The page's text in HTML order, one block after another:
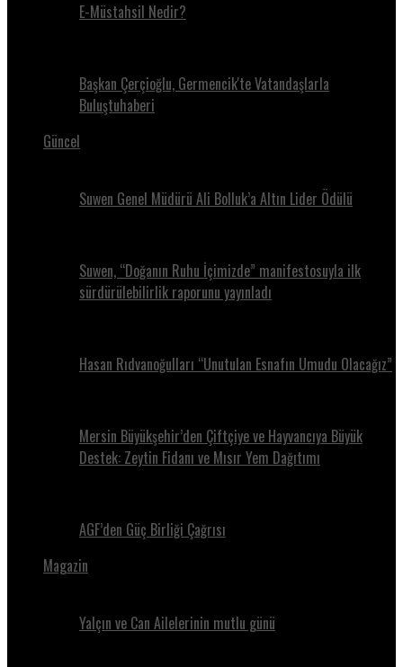
E-Müstahsil Nedir?
Başkan Çerçioğlu, Germencik'te Vatandaşlarla
Buluştuhaberi
Güncel
Suwen Genel Müdürü Ali Bolluk’a Altın Lider Ödülü
Suwen, “Doğanın Ruhu İçimizde” manifestosuyla ilk
sürdürülebilirlik raporunu yayınladı
Hasan Rıdvanoğulları “Unutulan Esnafın Umudu Olacağız”
Mersin Büyükşehir’den Çiftçiye ve Hayvancıya Büyük
Destek: Zeytin Fidanı ve Mısır Yem Dağıtımı
AGF’den Güç Birliği Çağrısı
Magazin
Yalçın ve Can Ailelerinin mutlu günü